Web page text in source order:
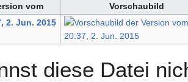
vom
Vorschaubild
2. Jun. 2015
diese Datei